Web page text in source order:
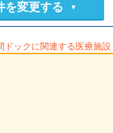
を変更する ▼
ドックに関連する医療施設